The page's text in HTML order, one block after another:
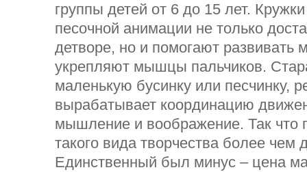
группы детей от 6 до 15 лет.
песочной анимации не только
детворе, но и помогают развивать
укрепляют мышцы пальчиков.
маленькую бусинку или песчинку,
вырабатывает координацию
мышление и воображение. Так что
такого вида творчества более чем
Единственный был минус – цена